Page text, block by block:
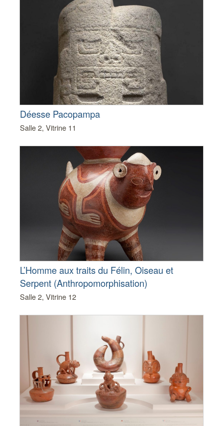
Déesse Pacopampa
Salle 2, Vitrine 11
L’Homme aux traits du Félin, Oiseau et
Serpent (Anthropomorphisation)
Salle 2, Vitrine 12